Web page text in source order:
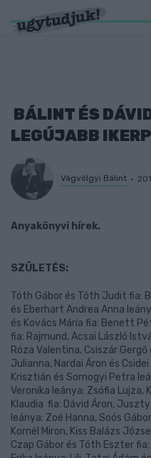
BÁLINT ÉS
LEGÚJABB
Vágvölgyi Bálint
Anyakönyvi hírek.
SZÜLETÉS:
Tóth Gábor és Tóth Judit fia:
és Eberhart Andrea Anna
és Kovács Mária fia: Benett
fia: Rajmund, Acsai László
Róza Valentina, Csiszár
Julianna, Nardai Áron és
Krisztián és Somogyi Petra
Veronika leánya: Zsófia Lujza,
Klaudia fia: Dávid Áron,
leánya: Zoé Hanna, Soós
Kornél Miron, Kiss Balázs
Czap Gábor és Tóth Eszter